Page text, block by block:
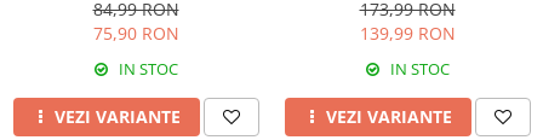
84,99 RON
75,90 RON
IN STOC
VEZI VARIANTE
Beige
173,99 RON
139,99 RON
IN STOC
VEZI VARIANTE